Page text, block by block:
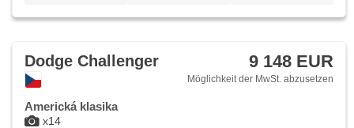
x14
Dodge Challenger 9 148 EUR
Möglichkeit der MwSt. abzusetzen
Americká klasika